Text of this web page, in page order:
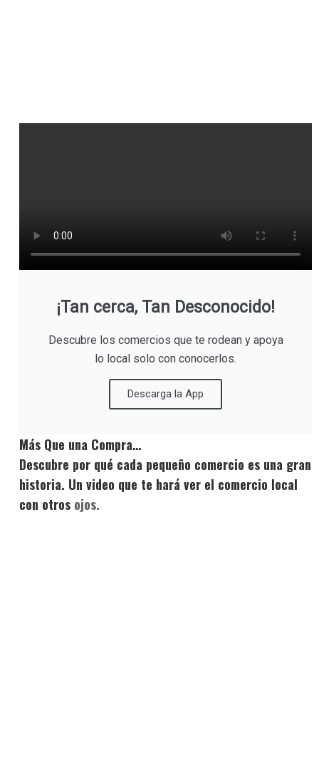
¡Tan cerca, Tan Desconocido!
Descubre los comercios que te rodean y apoya
lo local solo con conocerlos.
Descarga la App
Más Que una Compra…
Descubre por qué cada pequeño comercio es una gran
historia. Un video que te hará ver el comercio local
con otros ojos.